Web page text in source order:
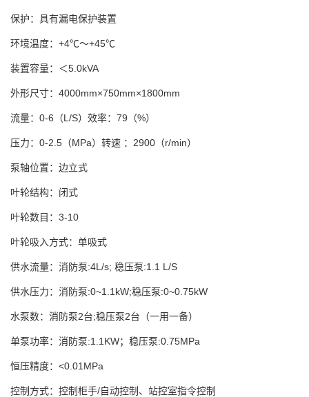
保护：具有漏电保护装置
环境温度：+4℃～+45℃
装置容量：＜5.0kVA
外形尺寸：4000mm×750mm×1800mm
流量：0-6（L/S）效率：79（%）
压力：0-2.5（MPa）转速 ：2900（r/min）
泵轴位置：边立式
叶轮结构：闭式
叶轮数目：3-10
叶轮吸入方式：单吸式
供水流量：消防泵:4L/s; 稳压泵:1.1 L/S
供水压力：消防泵:0~1.1kW;稳压泵:0~0.75kW
水泵数：消防泵2台;稳压泵2台（一用一备）
单泵功率：消防泵:1.1KW；稳压泵:0.75MPa
恒压精度：<0.01MPa
控制方式：控制柜手/自动控制、站控室指令控制